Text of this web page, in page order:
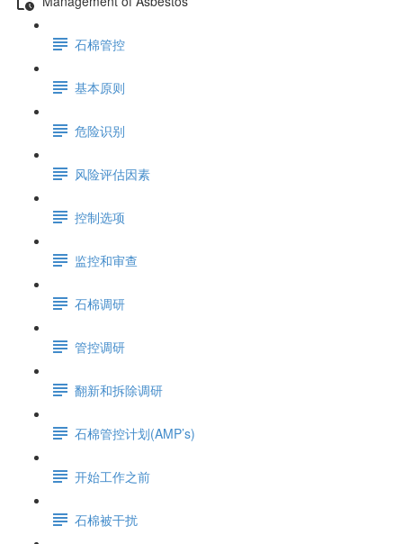
石棉管控
基本原则
危险识别
风险评估因素
控制选项
监控和审查
石棉调研
管控调研
翻新和拆除调研
石棉管控计划(AMP’s)
开始工作之前
石棉被干扰